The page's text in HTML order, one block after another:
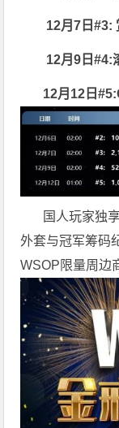
12月7日#3:
12月9日#4:
12月12日
国人玩家独享
外套与冠军筹码
WSOP限量周边